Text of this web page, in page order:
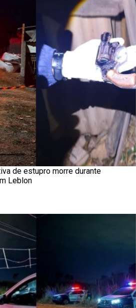
de estupro morre durante
Leblon